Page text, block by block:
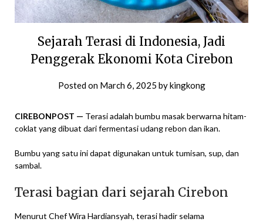
Sejarah Terasi di Indonesia, Jadi
Penggerak Ekonomi Kota Cirebon
Posted on March 6, 2025 bykingkong
CIREBONPOST — Terasi adalah bumbu masak berwarna hitam-
coklat yang dibuat dari fermentasi udang rebon dan ikan.
Bumbu yang satu ini dapat digunakan untuk tumisan, sup, dan
sambal.
Terasi bagian dari sejarah Cirebon
Menurut Chef Wira Hardiansyah, terasi hadir selama